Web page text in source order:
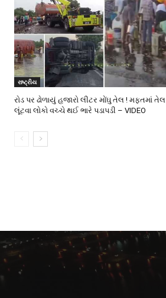
રાષ્ટ્રીય
રોડ પર ઢોળાયું હજારો લીટર મોંઘુ તેલ ! મફતમાં તેલ
લૂંટવા લોકો વચ્ચે થઈ ભારે પડાપડી – VIDEO